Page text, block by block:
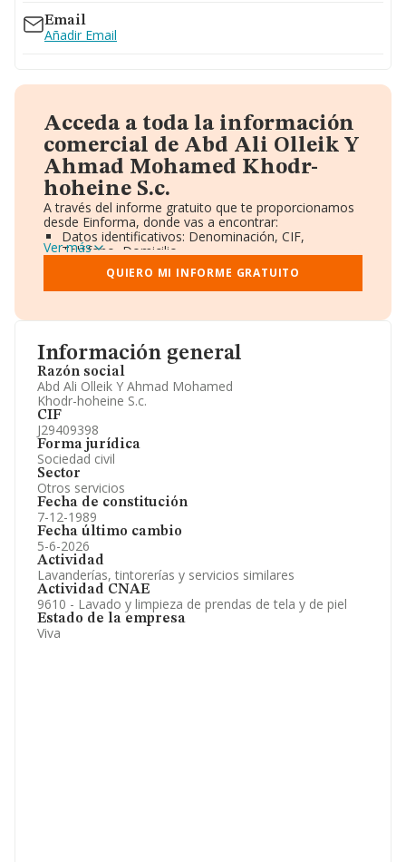
Información general
Razón social
Abd Ali Olleik Y Ahmad Mohamed
Khodr-hoheine S.c.
CIF
J29409398
Forma jurídica
Sociedad civil
Sector
Otros servicios
Fecha de constitución
7-12-1989
Fecha último cambio
5-6-2026
Actividad
Lavanderías, tintorerías y servicios similares
Actividad CNAE
9610 - Lavado y limpieza de prendas de tela y de piel
Estado de la empresa
Viva
Email
Añadir Email
Acceda a toda la información
comercial de Abd Ali Olleik Y
Ahmad Mohamed Khodr-
hoheine S.c.
A través del informe gratuito que te proporcionamos
desde Einforma, donde vas a encontrar:
Datos identificativos: Denominación, CIF,
Teléfono, Domicilio.
Informe Mercantil Completo (BORME).
Gráficos de Evolución Ventas y Empleados.
Consejo de Administración y Administradores.
Accionistas.
Artículos de prensa publicados sobre la empresa.
Información oficial y registral complementaria.
Ver más
QUIERO MI INFORME GRATUITO